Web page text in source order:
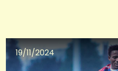
19/11/2024